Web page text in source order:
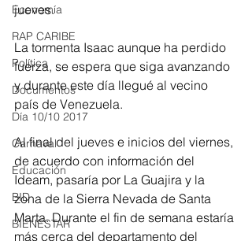
Economía
RAP CARIBE
Política
Documentos
Día 10/10 2017
Carnaval
Educación
BID
BIENESTAR
jueves.
La tormenta Isaac aunque ha perdido
fuerza, se espera que siga avanzando
y durante este día llegué al vecino
país de Venezuela.
Al final del jueves e inicios del viernes,
de acuerdo con información del
Ideam, pasaría por La Guajira y la
zona de la Sierra Nevada de Santa
Marta. Durante el fin de semana estaría
más cerca del departamento del